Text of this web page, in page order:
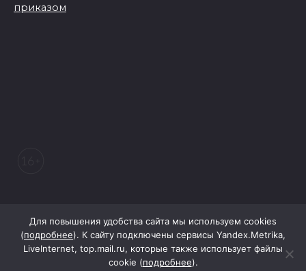
приказом
При поддержке Правительства Ростовской области
Для повышения удобства сайта мы используем cookies
(подробнее). К сайту подключены сервисы Yandex.Metrika,
LiveInternet, top.mail.ru, которые также использует файлы
cookie (подробнее).